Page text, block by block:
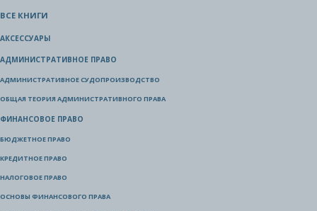
ВСЕ КНИГИ
АКСЕССУАРЫ
АДМИНИСТРАТИВНОЕ ПРАВО
АДМИНИСТРАТИВНОЕ СУДОПРОИЗВОДСТВО
ОБЩАЯ ТЕОРИЯ АДМИНИСТРАТИВНОГО ПРАВА
ФИНАНСОВОЕ ПРАВО
БЮДЖЕТНОЕ ПРАВО
КРЕДИТНОЕ ПРАВО
НАЛОГОВОЕ ПРАВО
ОСНОВЫ ФИНАНСОВОГО ПРАВА